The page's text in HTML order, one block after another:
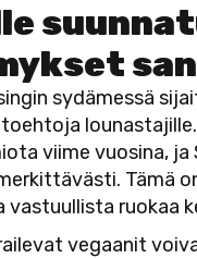
sydämessä
viime vuosina,
Tämä
ruokaa
vegaanit